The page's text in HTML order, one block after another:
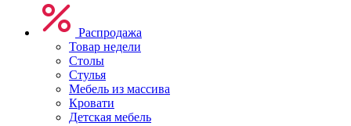
Распродажа
Товар недели
Столы
Стулья
Мебель из массива
Кровати
Детская мебель